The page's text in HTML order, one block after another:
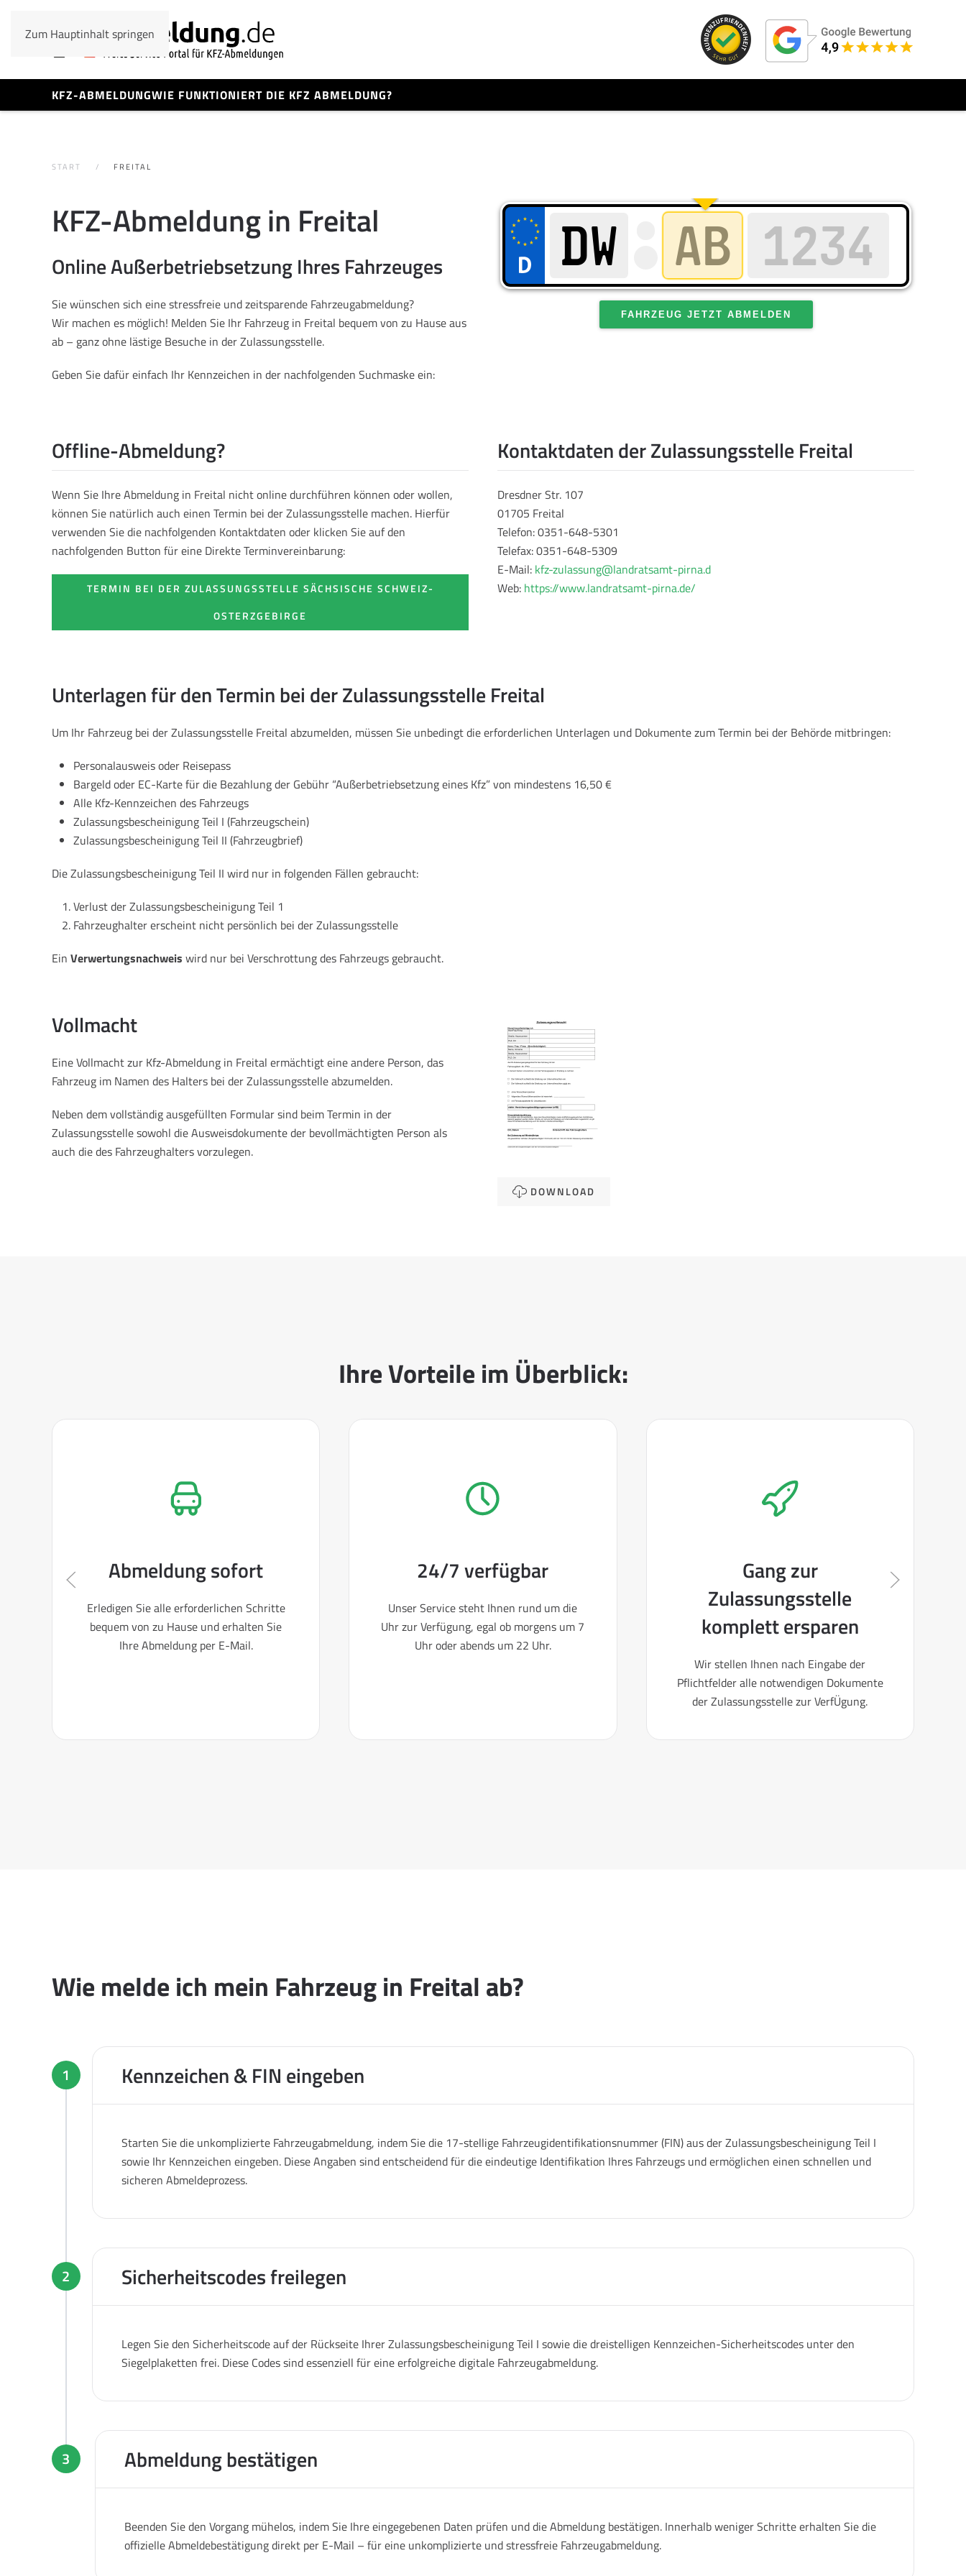
Zum Hauptinhalt springen
KFZ-ABMELDUNGWIE FUNKTIONIERT DIE KFZ ABMELDUNG?
START FREITAL
KFZ-Abmeldung in Freital
Online Außerbetriebsetzung Ihres Fahrzeuges
Sie wünschen sich eine stressfreie und zeitsparende Fahrzeugabmeldung?
Wir machen es möglich! Melden Sie Ihr Fahrzeug in Freital bequem von zu Hause aus
ab – ganz ohne lästige Besuche in der Zulassungsstelle.
Geben Sie dafür einfach Ihr Kennzeichen in der nachfolgenden Suchmaske ein:
FAHRZEUG JETZT ABMELDEN
Offline-Abmeldung?
Wenn Sie Ihre Abmeldung in Freital nicht online durchführen können oder wollen,
können Sie natürlich auch einen Termin bei der Zulassungsstelle machen. Hierfür
verwenden Sie die nachfolgenden Kontaktdaten oder klicken Sie auf den
nachfolgenden Button für eine Direkte Terminvereinbarung:
TERMIN BEI DER ZULASSUNGSSTELLE SÄCHSISCHE SCHWEIZ-
OSTERZGEBIRGE
Kontaktdaten der Zulassungsstelle Freital
Dresdner Str. 107
01705 Freital
Telefon: 0351-648-5301
Telefax: 0351-648-5309
E-Mail: kfz-zulassung@landratsamt-pirna.d
Web: https://www.landratsamt-pirna.de/
Unterlagen für den Termin bei der Zulassungsstelle Freital
Um Ihr Fahrzeug bei der Zulassungsstelle Freital abzumelden, müssen Sie unbedingt die erforderlichen Unterlagen und Dokumente zum Termin bei der Behörde mitbringen:
Personalausweis oder Reisepass
Bargeld oder EC-Karte für die Bezahlung der Gebühr “Außerbetriebsetzung eines Kfz” von mindestens 16,50 €
Alle Kfz-Kennzeichen des Fahrzeugs
Zulassungsbescheinigung Teil I (Fahrzeugschein)
Zulassungsbescheinigung Teil II (Fahrzeugbrief)
Die Zulassungsbescheinigung Teil II wird nur in folgenden Fällen gebraucht:
Verlust der Zulassungsbescheinigung Teil 1
Fahrzeughalter erscheint nicht persönlich bei der Zulassungsstelle
Ein Verwertungsnachweis wird nur bei Verschrottung des Fahrzeugs gebraucht.
Vollmacht
Eine Vollmacht zur Kfz-Abmeldung in Freital ermächtigt eine andere Person, das
Fahrzeug im Namen des Halters bei der Zulassungsstelle abzumelden.
Neben dem vollständig ausgefüllten Formular sind beim Termin in der
Zulassungsstelle sowohl die Ausweisdokumente der bevollmächtigten Person als
auch die des Fahrzeughalters vorzulegen.
DOWNLOAD
Ihre Vorteile im Überblick:
Abmeldung sofort
Erledigen Sie alle erforderlichen Schritte
bequem von zu Hause und erhalten Sie
Ihre Abmeldung per E-Mail.
24/7 verfügbar
Unser Service steht Ihnen rund um die
Uhr zur Verfügung, egal ob morgens um 7
Uhr oder abends um 22 Uhr.
Gang zur
Zulassungsstelle
komplett ersparen
Wir stellen Ihnen nach Eingabe der
Pflichtfelder alle notwendigen Dokumente
der Zulassungsstelle zur VerfÜgung.
Wie melde ich mein Fahrzeug in Freital ab?
1 Kennzeichen & FIN eingeben
Starten Sie die unkomplizierte Fahrzeugabmeldung, indem Sie die 17-stellige Fahrzeugidentifikationsnummer (FIN) aus der Zulassungsbescheinigung Teil I
sowie Ihr Kennzeichen eingeben. Diese Angaben sind entscheidend für die eindeutige Identifikation Ihres Fahrzeugs und ermöglichen einen schnellen und
sicheren Abmeldeprozess.
2 Sicherheitscodes freilegen
Legen Sie den Sicherheitscode auf der Rückseite Ihrer Zulassungsbescheinigung Teil I sowie die dreistelligen Kennzeichen-Sicherheitscodes unter den
Siegelplaketten frei. Diese Codes sind essenziell für eine erfolgreiche digitale Fahrzeugabmeldung.
3 Abmeldung bestätigen
Beenden Sie den Vorgang mühelos, indem Sie Ihre eingegebenen Daten prüfen und die Abmeldung bestätigen. Innerhalb weniger Schritte erhalten Sie die
offizielle Abmeldebestätigung direkt per E-Mail – für eine unkomplizierte und stressfreie Fahrzeugabmeldung.